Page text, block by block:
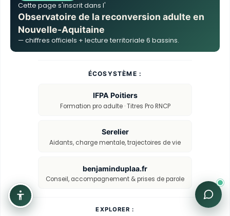
Cette page s'inscrit dans l'
Observatoire de la reconversion adulte en
Nouvelle-Aquitaine
— chiffres officiels + lecture territoriale 6 bassins.
ÉCOSYSTÈME :
IFPA Poitiers
Formation pro adulte · Titres Pro RNCP
Serelier
Aidants, charge mentale, trajectoires de vie
benjaminduplaa.fr
Conseil, accompagnement & prises de parole
EXPLORER :